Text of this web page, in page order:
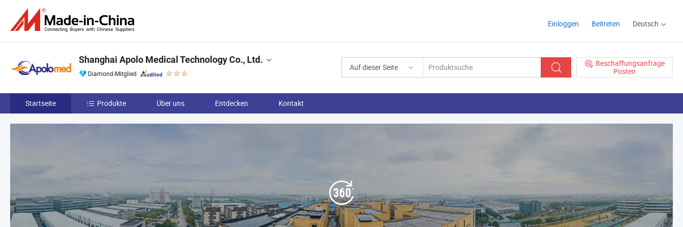
Einloggen Beitreten Deutsch
Auf dieser Seite
Beschaffungsanfrage
Posten
Shanghai Apolo Medical Technology Co., Ltd.
Diamond-Mitglied
Startseite Produkte Über uns Entdecken Kontakt